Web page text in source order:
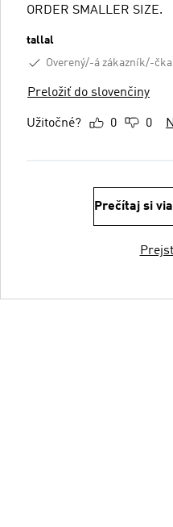
ORDER SMALLER SIZE.
tallal
Overený/-á zákazník/-čka
Preložiť do slovenčiny
Užitočné? 0 0
Prečítaj si